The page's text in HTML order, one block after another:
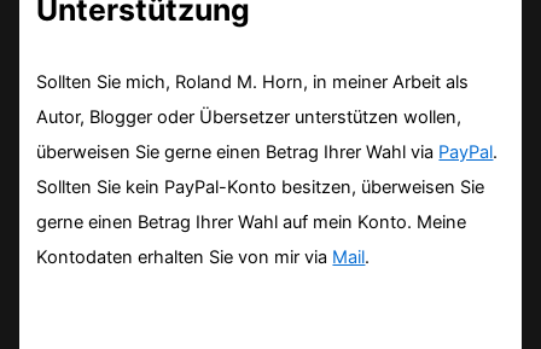
Unterstützung
Sollten Sie mich, Roland M. Horn, in meiner Arbeit als
Autor, Blogger oder Übersetzer unterstützen wollen,
überweisen Sie gerne einen Betrag Ihrer Wahl via PayPal.
Sollten Sie kein PayPal-Konto besitzen, überweisen Sie
gerne einen Betrag Ihrer Wahl auf mein Konto. Meine
Kontodaten erhalten Sie von mir via Mail.